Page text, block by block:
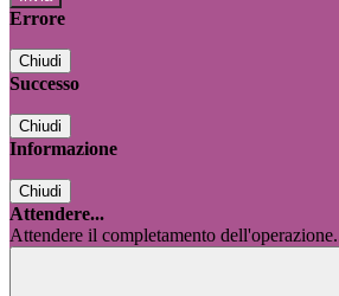
Errore
Chiudi
Successo
Chiudi
Informazione
Chiudi
Attendere...
Attendere il completamento